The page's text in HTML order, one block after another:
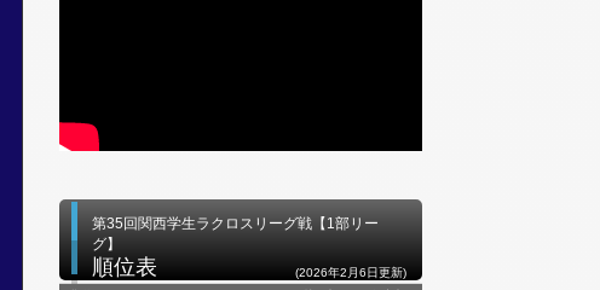
第35回関西学生ラクロスリーグ戦【1部リー
グ】
順位表 (2026年2月6日更新)